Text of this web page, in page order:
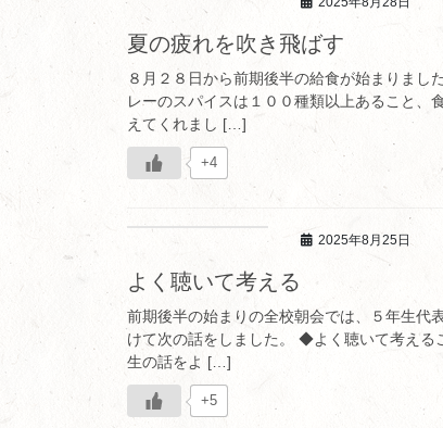
夏の疲れを吹き飛ばす
８月２８日から前期後半の給食が始まりまし
レーのスパイスは１００種類以上あること、
えてくれまし […]
+4
2025年8月25日
よく聴いて考える
前期後半の始まりの全校朝会では、５年生代
けて次の話をしました。 ◆よく聴いて考える
生の話をよ […]
+5